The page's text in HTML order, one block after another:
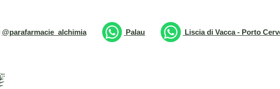
@parafarmacie_alchimia Palau Liscia di Vacca - Porto